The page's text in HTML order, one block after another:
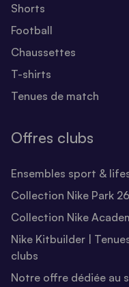
Shorts
Football
Chaussettes
T-shirts
Tenues de match
Offres clubs
Ensembles sport &
Collection Nike Park 26
Collection Nike
Nike Kitbuilder |
clubs
Notre offre dédiée au